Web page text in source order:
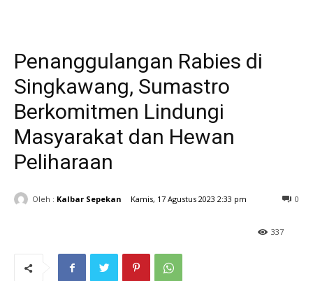
Penanggulangan Rabies di
Singkawang, Sumastro
Berkomitmen Lindungi
Masyarakat dan Hewan
Peliharaan
Oleh : Kalbar Sepekan Kamis, 17 Agustus 2023 2:33 pm 0
337